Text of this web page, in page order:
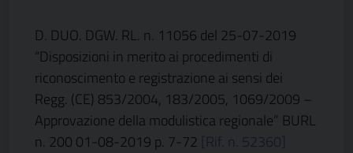
D. DUO. DGW. RL. n. 11056 del 25-07-2019
“Disposizioni in merito ai procedimenti di
riconoscimento e registrazione ai sensi dei
Regg. (CE) 853/2004, 183/2005, 1069/2009 –
Approvazione della modulistica regionale” BURL
n. 200 01-08-2019 p. 7-72 [Rif. n. 52360]